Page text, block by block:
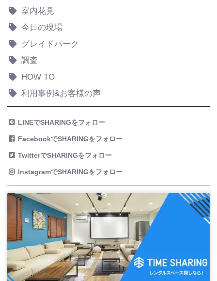
室内花見
今日の現場
グレイドパーク
調査
HOW TO
利用事例&お客様の声
LINEでSHARINGをフォロー
FacebookでSHARINGをフォロー
TwitterでSHARINGをフォロー
InstagramでSHARINGをフォロー